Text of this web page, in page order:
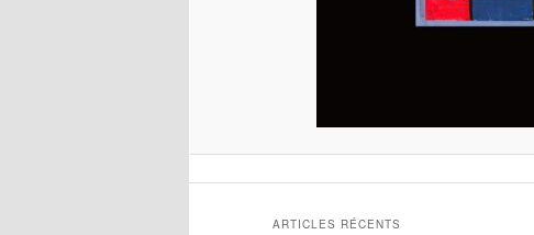
ARTICLES RÉCENTS